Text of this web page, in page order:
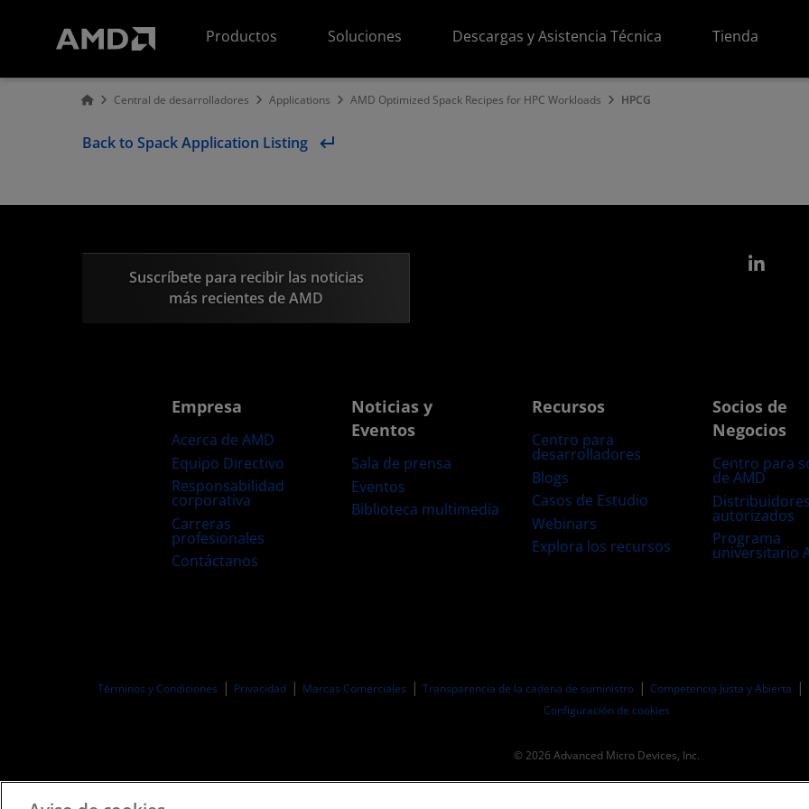
Productos
Soluciones Descargas y Asistencia Técnica Tienda
Central de desarrolladores Applications AMD Optimized Spack Recipes for HPC Workloads HPCG
Back to Spack Application Listing
Suscríbete para recibir las noticias
más recientes de AMD
Empresa
Acerca de AMD
Equipo Directivo
Responsabilidad
corporativa
Carreras
profesionales
Contáctanos
Noticias y
Eventos
Sala de prensa
Eventos
Biblioteca multimedia
Recursos
Centro para
desarrolladores
Blogs
Casos de Estudio
Webinars
Explora los recursos
Socios de
Negocios
Centro para
de AMD
Distribuidores
autorizados
Programa
universitario
Términos y Condiciones Privacidad Marcas Comerciales Transparencia de la cadena de suministro Competencia Justa y Abierta
Configuración de cookies
© 2026 Advanced Micro Devices, Inc.